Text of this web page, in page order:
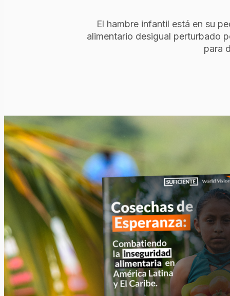
El hambre infantil está en su
alimentario desigual perturbado
para